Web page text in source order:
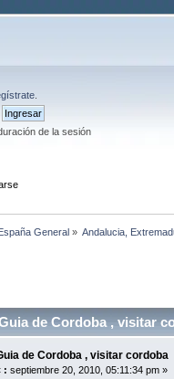
de la sesión
General» Andalucia,
de Cordoba , visitar
de Cordoba , visitar cordoba
: septiembre 20, 2010, 05:11:34 pm »